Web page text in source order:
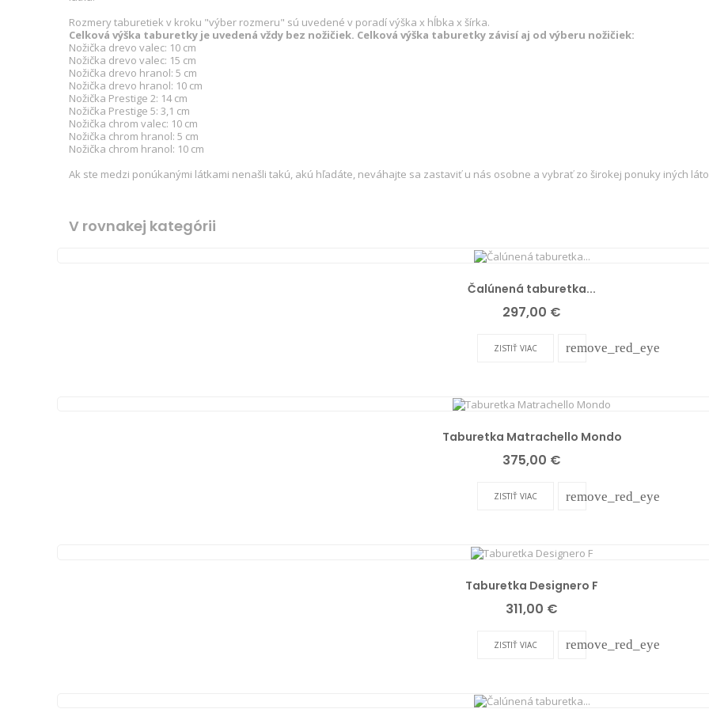
Rozmery taburetiek v kroku "výber rozmeru" sú uvedené v poradí výška x hĺbka x šírka.
Celková výška taburetky je uvedená vždy bez nožičiek. Celková výška taburetky závisí aj od výberu nožičiek:
Nožička drevo valec: 10 cm
Nožička drevo valec: 15 cm
Nožička drevo hranol: 5 cm
Nožička drevo hranol: 10 cm
Nožička Prestige 2: 14 cm
Nožička Prestige 5: 3,1 cm
Nožička chrom valec: 10 cm
Nožička chrom hranol: 5 cm
Nožička chrom hranol: 10 cm
Ak ste medzi ponúkanými látkami nenašli takú, akú hľadáte, neváhajte sa zastaviť u nás osobne a vybrať zo širokej ponuky iných
V rovnakej kategórii
Čalúnená taburetka...
Cena
297,00 €
ZISTIŤ VIAC remove_red_eye
Taburetka Matrachello Mondo
Cena
375,00 €
ZISTIŤ VIAC remove_red_eye
Taburetka Designero F
Cena
311,00 €
ZISTIŤ VIAC remove_red_eye